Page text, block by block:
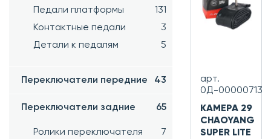
Педали платформы
131
Контактные педали
3
Детали к педалям
5
Переключатели передние 43
Переключатели задние 65
Ролики переключателя 7
арт.
0Д-00000713
КАМЕРА 29
CHAOYANG
SUPER LITE